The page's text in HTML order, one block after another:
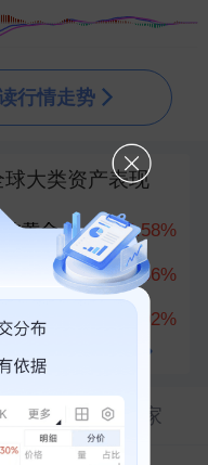
行情走势
球大类资产表现
黄金 2.58%
敦金（现货黄金） 2.56%
指数 1.02%
关联 专家